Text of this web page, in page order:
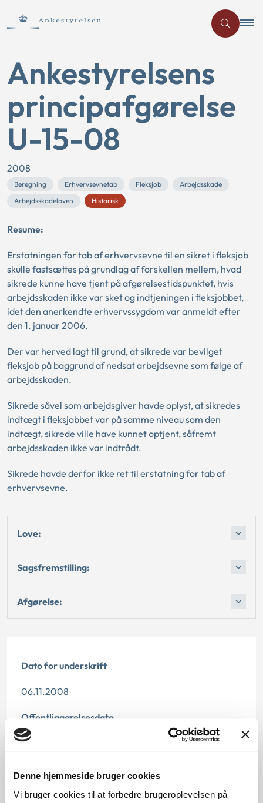
Denne hjemmeside bruger cookies
Vi bruger cookies til at forbedre brugeroplevelsen på
Ankestyrelsens
principafgørelse
U-15-08
2008
Beregning Erhvervsevnetab Fleksjob
Arbejdsskade
Arbejdsskadeloven
Historisk
Resume:
Erstatningen for tab af erhvervsevne til en sikret i fleksjob
skulle fastsættes på grundlag af forskellen mellem, hvad
sikrede kunne have tjent på afgørelsestidspunktet, hvis
arbejdsskaden ikke var sket og indtjeningen i fleksjobbet,
idet den anerkendte erhvervssygdom var anmeldt efter
den 1. januar 2006.
Der var herved lagt til grund, at sikrede var bevilget
fleksjob på baggrund af nedsat arbejdsevne som følge af
arbejdsskaden.
Sikrede såvel som arbejdsgiver havde oplyst, at sikredes
indtægt i fleksjobbet var på samme niveau som den
indtægt, sikrede ville have kunnet optjent, såfremt
arbejdsskaden ikke var indtrådt.
Sikrede havde derfor ikke ret til erstatning for tab af
erhvervsevne.
Love:
Sagsfremstilling:
Afgørelse:
Dato for underskrift
06.11.2008
Offentliggørelsesdato
11.07.2013
da den ikke længere har vejledningsværdi.